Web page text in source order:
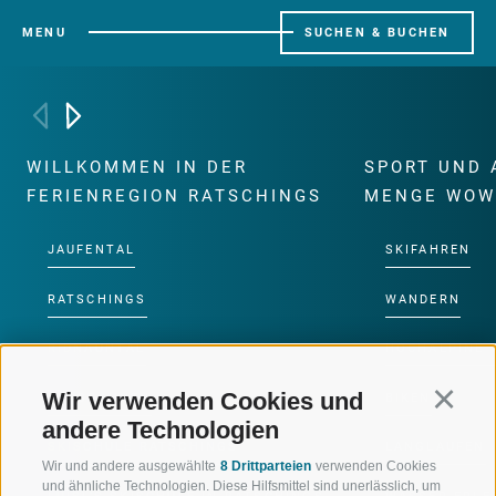
Wir verwenden Cookies und
andere Technologien
Wir und andere ausgewählte 8 Drittparteien verwenden Cookies
und ähnliche Technologien. Diese Hilfsmittel sind unerlässlich, um
MENU SUCHEN & BUCHEN
WILLKOMMEN IN DER
FERIENREGION RATSCHINGS
JAUFENTAL
RATSCHINGS
RIDNAUNTAL
BERGBAHNEN
SKISCHULE RATSCHINGS
SPORT UND
MENGE
SKIFAHREN
WANDERN
HOCHALPINE